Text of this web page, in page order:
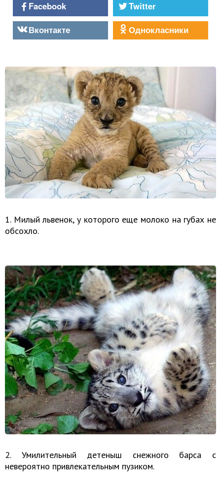
Facebook
Twitter
Вконтакте
Однокласники
1. Милый львенок, у которого еще молоко на губах не
обсохло.
2. Умилительный детеныш снежного барса с
невероятно привлекательным пузиком.